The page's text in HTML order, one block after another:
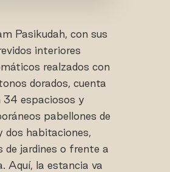
Pasikudah, con sus
interiores
realzados con
dorados, cuenta
34 espaciosos y
pabellones de
dos habitaciones,
de jardines o frente a
Aquí, la estancia va